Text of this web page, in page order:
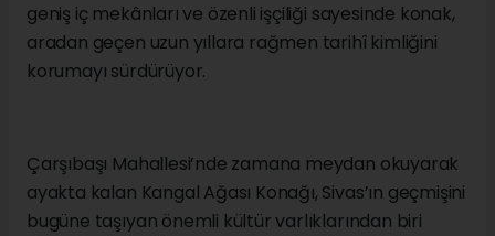
geniş iç mekânları ve özenli işçiliği sayesinde konak,
aradan geçen uzun yıllara rağmen tarihî kimliğini
korumayı sürdürüyor.
Çarşıbaşı Mahallesi’nde zamana meydan okuyarak
ayakta kalan Kangal Ağası Konağı, Sivas’ın geçmişini
bugüne taşıyan önemli kültür varlıklarından biri